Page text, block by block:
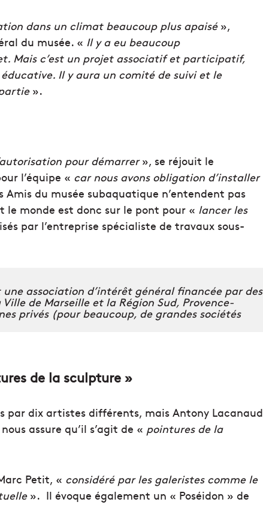
dans un climat beaucoup plus apaisé»,
du musée. « Il y a eu beaucoup
Mais c’est un projet associatif et participatif,
Il y aura un comité de suivi et le
».
pour démarrer», se réjouit le
l’équipe « car nous avons obligation d’installer
Amis du musée subaquatique n’entendent pas
le monde est donc sur le pont pour « lancer les
par l’entreprise spécialiste de travaux sous-
association d’intérêt général financée par des
de Marseille et la Région Sud, Provence-
privés (pour beaucoup, de grandes sociétés
de la sculpture »
par dix artistes différents, mais Antony Lacanaud
assure qu’il s’agit de « pointures de la
Petit, « considéré par les galeristes comme le
». Il évoque également un « Poséidon » de